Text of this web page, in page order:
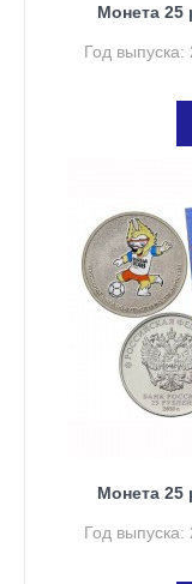
Монета 25
Год
Монета 25
Год